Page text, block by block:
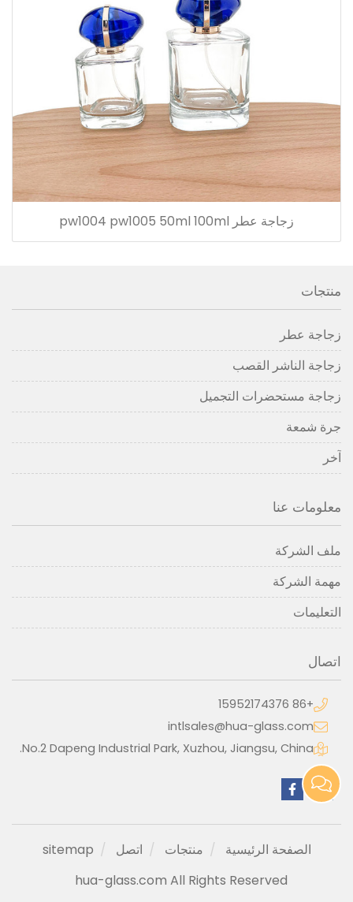
زجاجة عطر pw1004 pw1005 50ml 100ml
منتجات
زجاجة عطر
زجاجة الناشر القصب
زجاجة مستحضرات التجميل
جرة شمعة
آخر
معلومات عنا
ملف الشركة
مهمة الشركة
التعليمات
اتصال
+86 15952174376
intlsales@hua-glass.com
No.2 Dapeng Industrial Park, Xuzhou, Jiangsu, China.
الصفحة الرئيسية منتجات اتصل
sitemap
hua-glass.com All Rights Reserved